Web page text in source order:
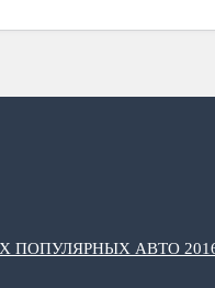
ПОПУЛЯРНЫХ АВТО